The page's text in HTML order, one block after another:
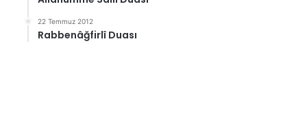
22 Temmuz 2012
Rabbenâğfirlî Duası